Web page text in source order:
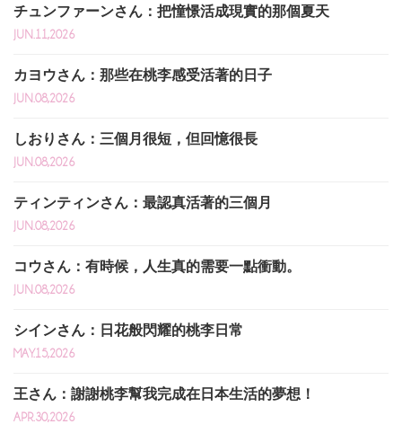
チュンファーンさん：把憧憬活成現實的那個夏天
JUN.11,2026
カヨウさん：那些在桃李感受活著的日子
JUN.08,2026
しおりさん：三個月很短，但回憶很長
JUN.08,2026
ティンティンさん：最認真活著的三個月
JUN.08,2026
コウさん：有時候，人生真的需要一點衝動。
JUN.08,2026
シインさん：日花般閃耀的桃李日常
MAY.15,2026
王さん：謝謝桃李幫我完成在日本生活的夢想！
APR.30,2026